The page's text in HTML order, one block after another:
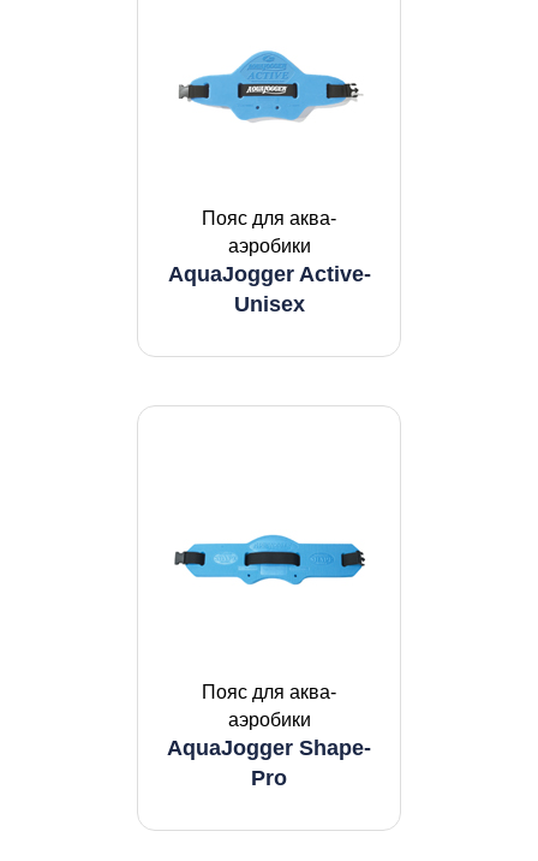
Пояс для аква-
аэробики
AquaJogger Active-
Unisex
Пояс для аква-
аэробики
AquaJogger Shape-
Pro